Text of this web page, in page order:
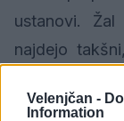
Velenjčan -
Information
ustanovi.
najdejo
redne